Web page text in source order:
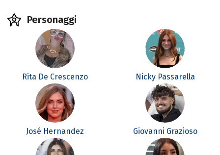
Personaggi
Rita De Crescenzo Nicky Passarella
José Hernandez Giovanni Grazioso